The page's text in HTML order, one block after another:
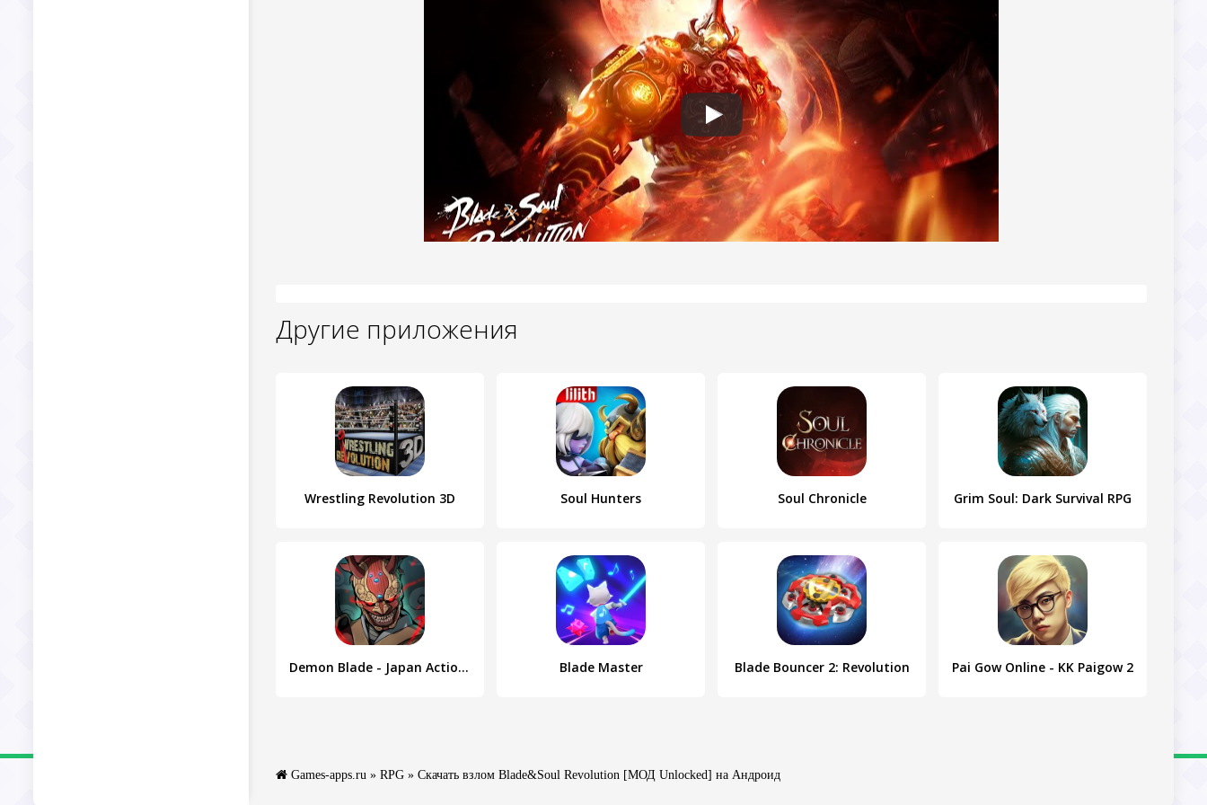
Другие приложения
Wrestling Revolution 3D Soul Hunters Soul Chronicle Grim Soul: Dark Survival RPG
Demon Blade - Japan Action RPG Blade Master Blade Bouncer 2: Revolution Pai Gow Online - KK Paigow 2
Games-apps.ru » RPG » Скачать взлом Blade&Soul Revolution [МОД Unlocked] на Андроид